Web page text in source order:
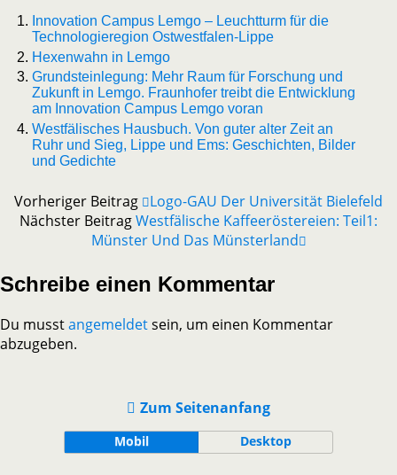
Innovation Campus Lemgo – Leuchtturm für die
Technologieregion Ostwestfalen-Lippe
Hexenwahn in Lemgo
Grundsteinlegung: Mehr Raum für Forschung und
Zukunft in Lemgo. Fraunhofer treibt die Entwicklung
am Innovation Campus Lemgo voran
Westfälisches Hausbuch. Von guter alter Zeit an
Ruhr und Sieg, Lippe und Ems: Geschichten, Bilder
und Gedichte
Vorheriger Beitrag
Logo-GAU Der Universität Bielefeld
Nächster BeitragWestfälische Kaffeeröstereien: Teil1:
Münster Und Das Münsterland
Schreibe einen Kommentar
Du musstangemeldetsein, um einen Kommentar
abzugeben.
Zum Seitenanfang
Mobil Desktop